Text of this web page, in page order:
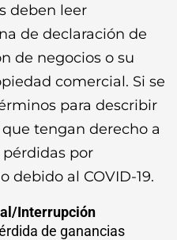
deben leer
de declaración de
de negocios o su
comercial. Si se
para describir
tengan derecho a
por
debido al COVID-19.
Interrupción
de ganancias